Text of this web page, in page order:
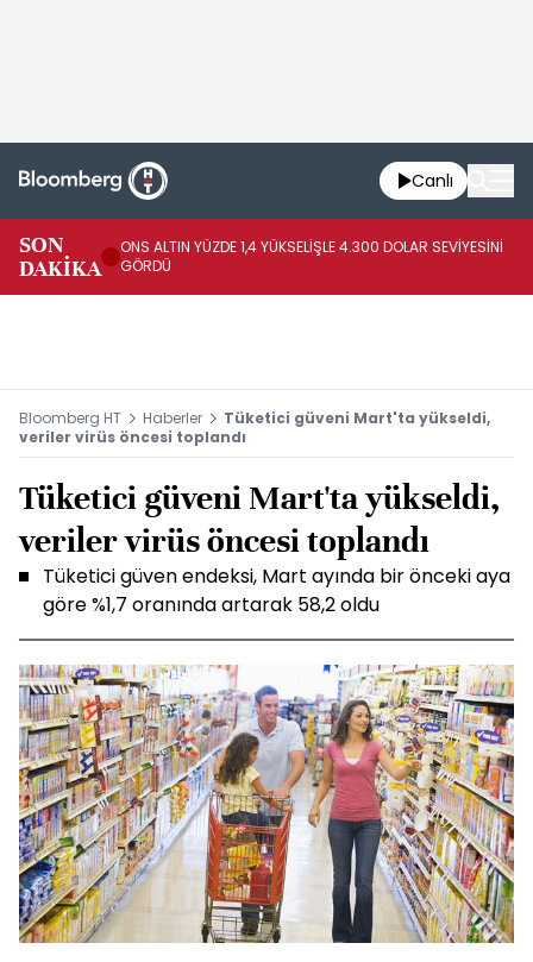
Canlı
SON
DAKİKA
ONS ALTIN YÜZDE 1,4 YÜKSELİŞLE 4.300 DOLAR SEVİYESİNİ
GÖRDÜ
Bloomberg HT Haberler
Tüketici güveni Mart'ta yükseldi,
veriler virüs öncesi toplandı
Tüketici güveni Mart'ta yükseldi,
veriler virüs öncesi toplandı
Tüketici güven endeksi, Mart ayında bir önceki aya
göre %1,7 oranında artarak 58,2 oldu